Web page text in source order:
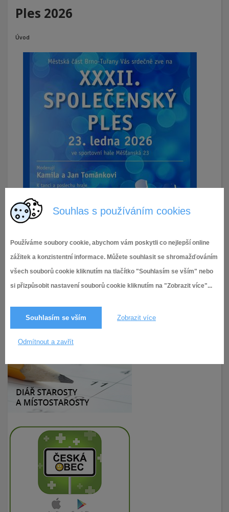
Souhlas s používáním cookies
Používáme soubory cookie, abychom vám poskytli co nejlepší online
zážitek a konzistentní informace. Můžete souhlasit se shromažďováním
všech souborů cookie kliknutím na tlačítko "Souhlasím se vším" nebo
si přizpůsobit nastavení souborů cookie kliknutím na "Zobrazit více"...
Souhlasím se vším Zobrazit více
Odmítnout a zavřít
Ples 2026
Úvod
5.12.2025